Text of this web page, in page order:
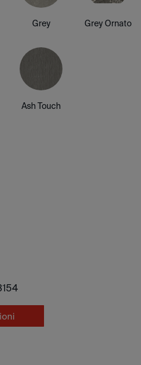
Grey Grey Ornato
Ash Touch